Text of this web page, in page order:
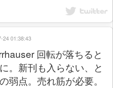
回転が落ちると
。新刊も入らない、と
弱点。売れ筋が必要。
24 01:38:43